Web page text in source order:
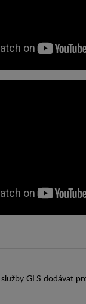
GLS dodávat